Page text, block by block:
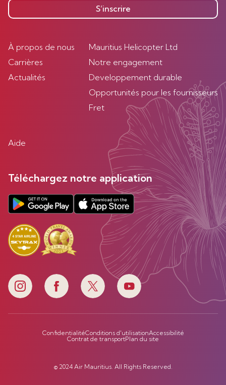
S’inscrire
À propos de nous
Carrières
Actualités
Mauritius Helicopter Ltd
Notre engagement
Developpement durable
Opportunités pour les fournisseurs
Fret
Aide
Téléchargez notre application
ConfidentialitéConditions d'utilisationAccessibilité
Contrat de transportPlan du site
© 2024 Air Mauritius. All Rights Reserved.